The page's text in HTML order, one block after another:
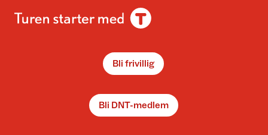
Bli frivillig
Bli DNT-medlem